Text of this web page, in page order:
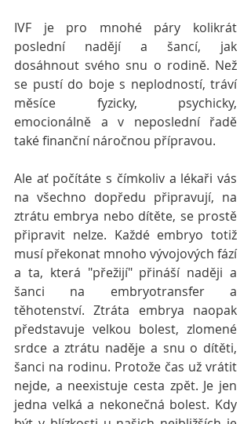
IVF je pro mnohé páry kolikrát
poslední nadějí a šancí, jak
dosáhnout svého snu o rodině. Než
se pustí do boje s neplodností, tráví
měsíce fyzicky, psychicky,
emocionálně a v neposlední řadě
také finanční náročnou přípravou.
Ale ať počítáte s čímkoliv a lékaři vás
na všechno dopředu připravují, na
ztrátu embrya nebo dítěte, se prostě
připravit nelze. Každé embryo totiž
musí překonat mnoho vývojových fází
a ta, která "přežijí" přináší naději a
šanci na embryotransfer a
těhotenství. Ztráta embrya naopak
představuje velkou bolest, zlomené
srdce a ztrátu naděje a snu o dítěti,
šanci na rodinu. Protože čas už vrátit
nejde, a neexistuje cesta zpět. Je jen
jedna velká a nekonečná bolest. Kdy